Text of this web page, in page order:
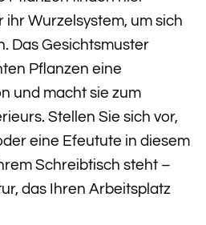
Wurzelsystem, um sich
Das Gesichtsmuster
Pflanzen eine
und macht sie zum
Stellen Sie sich vor,
eine Efeutute in diesem
Schreibtisch steht –
das Ihren Arbeitsplatz